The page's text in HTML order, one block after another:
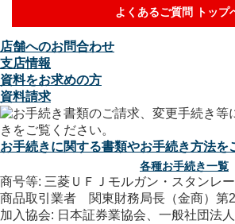
よくあるご質問 トップ
店舗へのお問合わせ
支店情報
資料をお求めの方
資料請求
お手続きに関する書類やお手続き方法を
各種お手続き一覧
商号等: 三菱ＵＦＪモルガン・スタンレ
商品取引業者 関東財務局長（金商）第
加入協会: 日本証券業協会、一般社団法